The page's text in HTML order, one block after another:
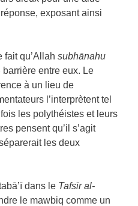
exposant ainsi
fait qu’Allah subhānahu
entre eux. Le
à un lieu de
l’interprètent tel
les polythéistes et leurs
pensent qu’il s’agit
les deux
dans le Tafsīr al-
le mawbiq comme un